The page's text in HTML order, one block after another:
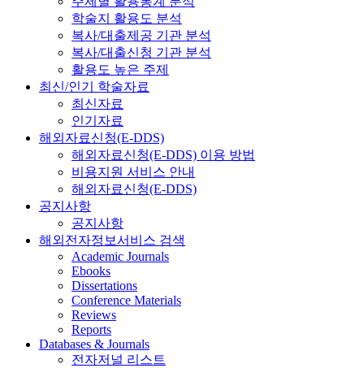
학술지 활용도 분석
복사/대출제공 기관 분석
복사/대출신청 기관 분석
활용도 높은 주제
최신/인기 학술자료
최신자료
인기자료
해외자료신청(E-DDS)
해외자료신청(E-DDS) 이용 방법
비용지원 서비스 안내
해외자료신청(E-DDS)
공지사항
공지사항
해외전자정보서비스 검색
Academic Journals
Ebooks
Dissertations
Conference Materials
Reviews
Reports
Databases & Journals
전자저널 리스트